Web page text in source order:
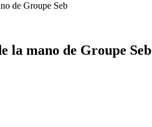
de Groupe Seb
la mano de Groupe Seb